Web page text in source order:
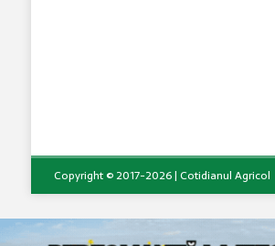
Copyright © 2017-2026 | Cotidianul Agricol